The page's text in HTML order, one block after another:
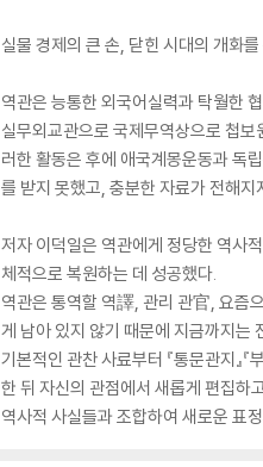
실물 경제의 큰 손, 닫힌 시대의 개화
역관은 능통한 외국어실력과 탁월한
실무외교관으로 국제무역상으로 첩
러한 활동은 후에 애국계몽운동과 독
를 받지 못했고, 충분한 자료가 전해
저자 이덕일은 역관에게 정당한 역사
체적으로 복원하는 데 성공했다.
역관은 통역할 역譯, 관리 관官, 요즘
게 남아 있지 않기 때문에 지금까지는
기본적인 관찬 사료부터 『통문관지』
한 뒤 자신의 관점에서 새롭게 편집하
역사적 사실들과 조합하여 새로운 표